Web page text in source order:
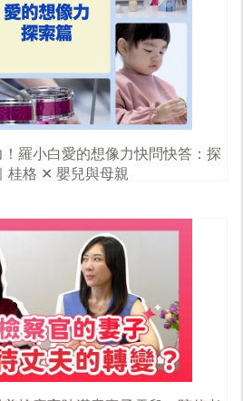
羅小白愛的想像力快問快答：探
桂格 ✕ 嬰兒與母親